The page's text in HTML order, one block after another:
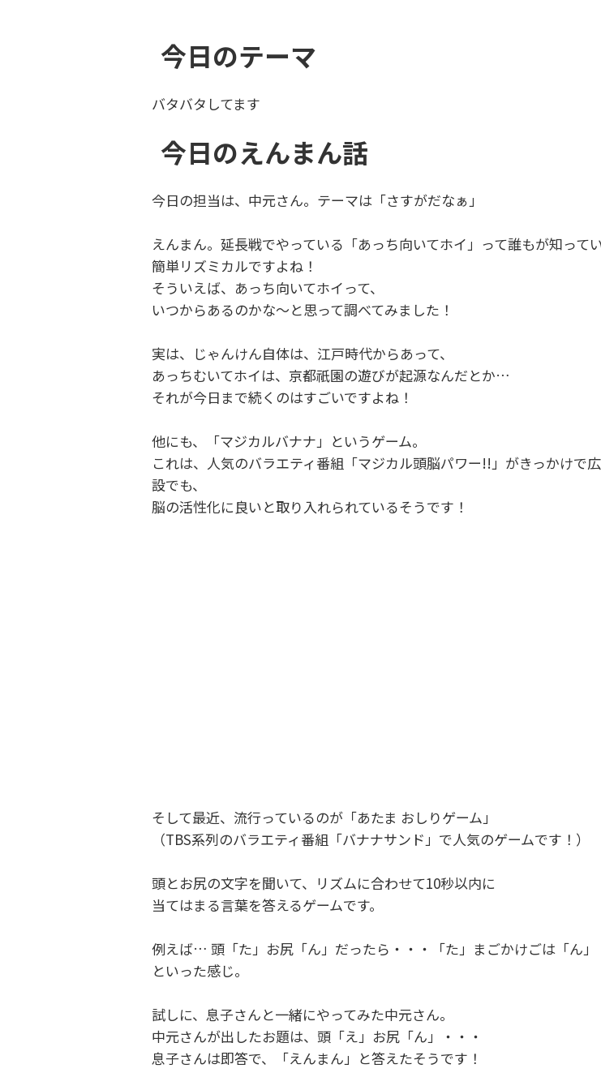
今日のテーマ
バタバタしてます
今日のえんまん話
今日の担当は、中元さん。テーマは「さすがだなぁ」
えんまん。延長戦でやっている「あっち向いてホイ」って誰もが知ってい
簡単リズミカルですよね！
そういえば、あっち向いてホイって、
いつからあるのかな～と思って調べてみました！
実は、じゃんけん自体は、江戸時代からあって、
あっちむいてホイは、京都祇園の遊びが起源なんだとか…
それが今日まで続くのはすごいですよね！
他にも、「マジカルバナナ」というゲーム。
これは、人気のバラエティ番組「マジカル頭脳パワー!!」がきっかけで
設でも、
脳の活性化に良いと取り入れられているそうです！
そして最近、流行っているのが「あたま おしりゲーム」
（TBS系列のバラエティ番組「バナナサンド」で人気のゲームです！）
頭とお尻の文字を聞いて、リズムに合わせて10秒以内に
当てはまる言葉を答えるゲームです。
例えば… 頭「た」お尻「ん」だったら・・・「た」まごかけごは「ん」
といった感じ。
試しに、息子さんと一緒にやってみた中元さん。
中元さんが出したお題は、頭「え」お尻「ん」・・・
息子さんは即答で、「えんまん」と答えたそうです！